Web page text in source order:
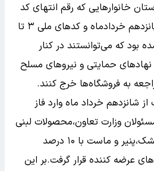
خانوارهایی که رقم انتهای کد
ملی آنها، ۰، ۱ و ۲ بود در پانزدهم خردادماه و کدهای ملی ۳ تا
شده بود که می‌توانستند در کنار
حمایتی و نیروهای مسلح
به فروشگاه‌ها خرج کنند.
شانزدهم خرداد ماه وارد فاز
وزارت تعاون،محصولات لبنی
شرکت پگاه از جمله شیر،کشک،پنیر و ماست با ۱۰ درصد
عرضه کننده قرار گرفت.بر این